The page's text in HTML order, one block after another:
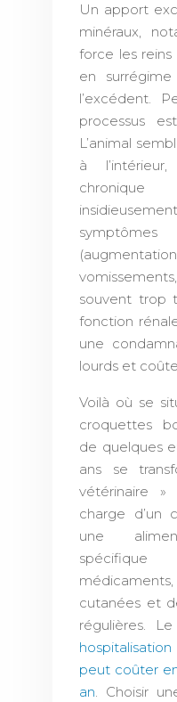
Un apport
minéraux,
force les
en
l’excédent.
processus
L’animal
à
souvent trop
fonction
une
lourds et
Voilà où se
croquettes
de quelques
ans se
vétérinaire »
charge d’un
une
cutanées et
régulières.
peut coûter
an. Choisir